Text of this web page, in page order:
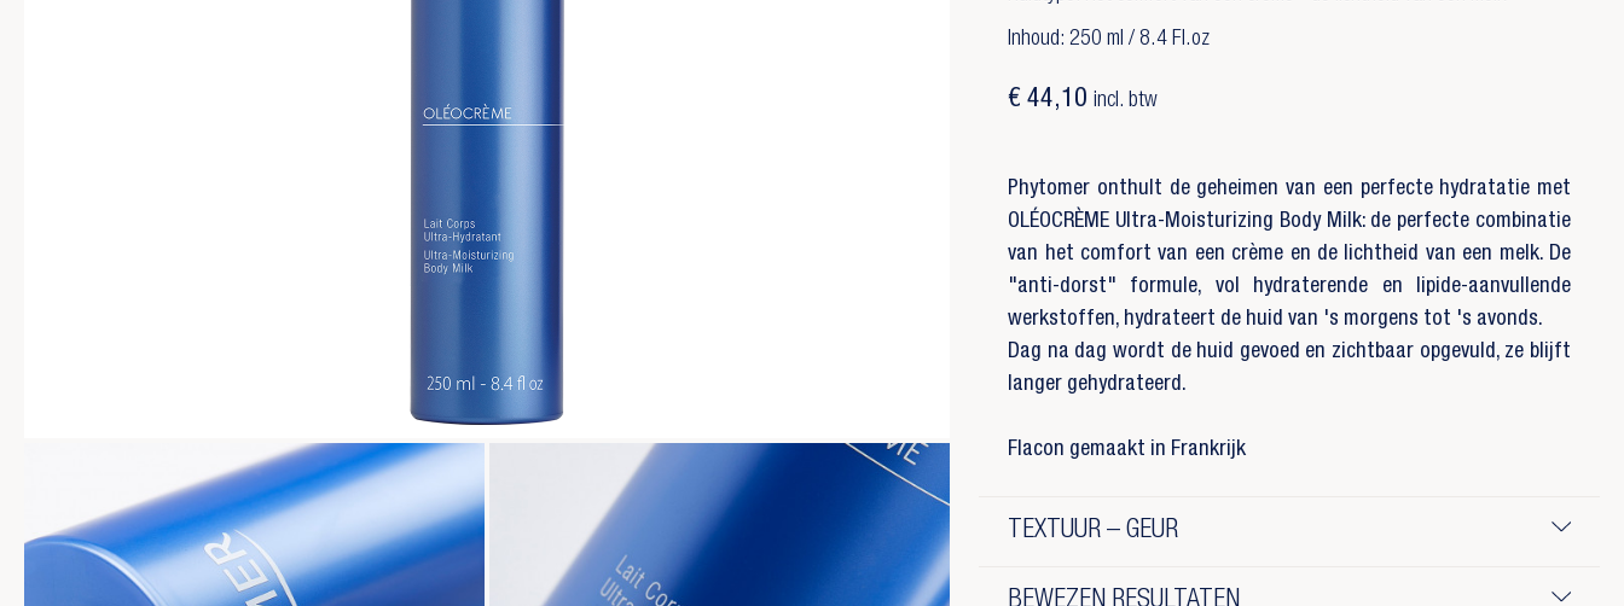
Inhoud: 250 ml / 8.4 Fl.oz
€ 44,10incl. btw
Phytomer onthult de geheimen van een perfecte hydratatie met
OLÉOCRÈME Ultra-Moisturizing Body Milk: de perfecte combinatie
van het comfort van een crème en de lichtheid van een melk. De
"anti-dorst" formule, vol hydraterende en lipide-aanvullende
werkstoffen, hydrateert de huid van 's morgens tot 's avonds.
Dag na dag wordt de huid gevoed en zichtbaar opgevuld, ze blijft
langer gehydrateerd.
Flacon gemaakt in Frankrijk
TEXTUUR – GEUR
BEWEZEN RESULTATEN